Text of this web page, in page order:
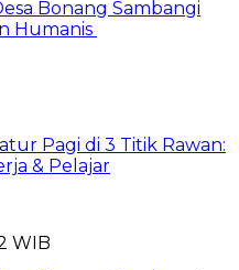
Bonang Sambangi
Humanis
Pagi di 3 Titik Rawan:
& Pelajar
WIB